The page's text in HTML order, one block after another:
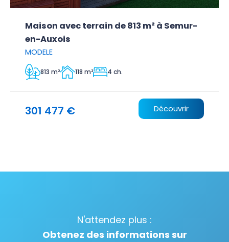
Maison avec terrain de 813 m² à Semur-
en-Auxois
MODELE
813 m² 118 m² 4 ch.
301 477 € Découvrir
N'attendez plus :
Obtenez des informations sur